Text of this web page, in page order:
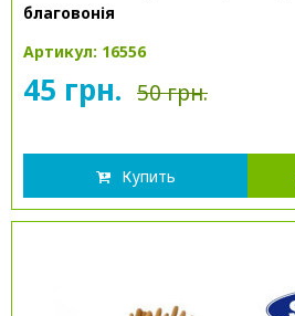
благовонія
Артикул: 16556
45 грн. 50 грн.
Купить